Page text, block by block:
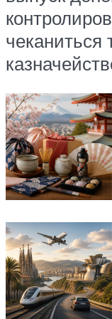
чеканиться